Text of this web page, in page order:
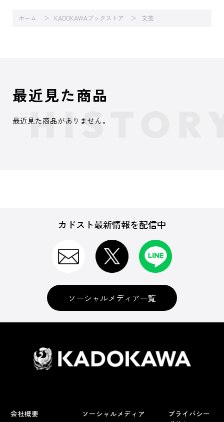
ホーム KADOKAWAブックストア 文芸
最近見た商品
最近見た商品がありません。
カドスト最新情報を配信中
ソーシャルメディア一覧
会社概要 ソーシャルメディア
プライバシー